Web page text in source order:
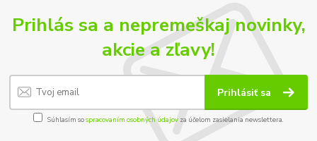
Prihlás sa a nepremeškaj novinky,
akcie a zľavy!
Prihlásiť sa
Súhlasím sospracovaním osobných údajov za účelom zasielania newslettera.